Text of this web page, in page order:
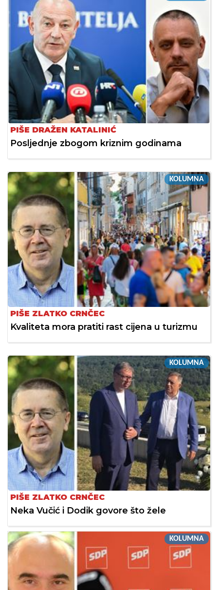
PIŠE DRAŽEN KATALINIĆ
Posljednje zbogom kriznim godinama
KOLUMNA
PIŠE ZLATKO CRNČEC
Kvaliteta mora pratiti rast cijena u turizmu
KOLUMNA
PIŠE ZLATKO CRNČEC
Neka Vučić i Dodik govore što žele
KOLUMNA